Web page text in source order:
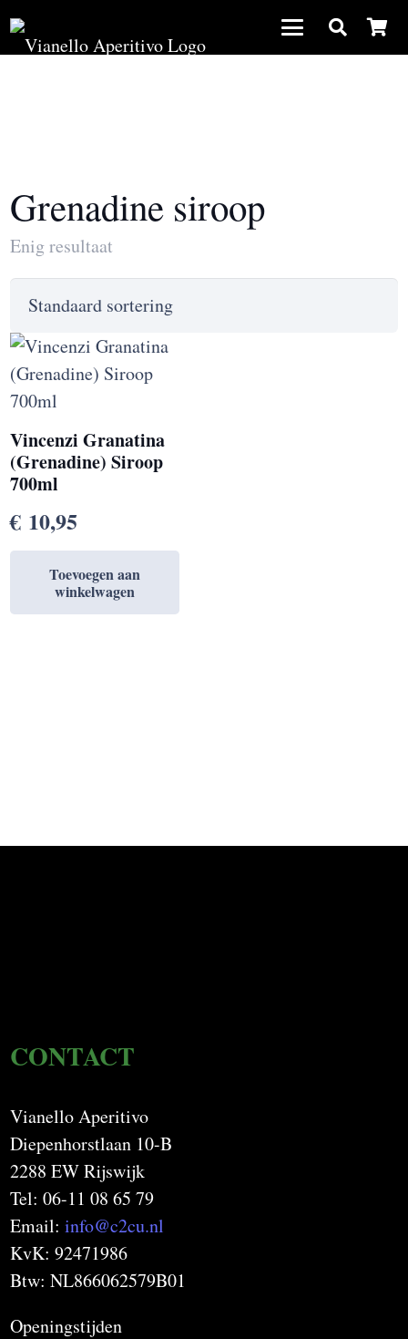
Grenadine siroop
Enig resultaat
Vincenzi Granatina
(Grenadine) Siroop
700ml
€ 10,95
Toevoegen aan
winkelwagen
CONTACT
Vianello Aperitivo
Diepenhorstlaan 10-B
2288 EW Rijswijk
Tel: 06-11 08 65 79
Email:info@c2cu.nl
KvK: 92471986
Btw: NL866062579B01
Openingstijden